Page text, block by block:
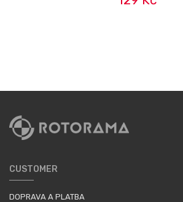
CUSTOMER
DOPRAVA A PLATBA